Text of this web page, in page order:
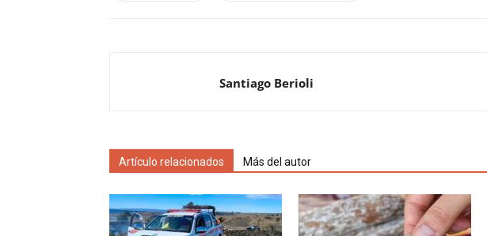
Santiago Berioli
Artículo relacionados Más del autor